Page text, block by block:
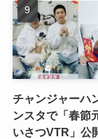
チャンジャーハ
ンスタで「春節
いさつVTR」公